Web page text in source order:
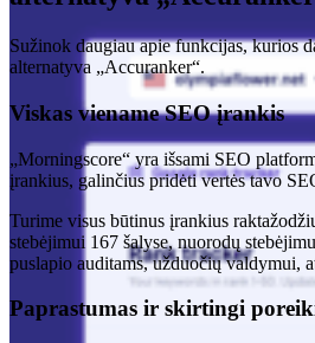
Sužinok daugiau apie funkcijas, kurios
alternatyva „Accuranker“.
Viskas viename SEO įrankis
„Morningscore“ yra išsami SEO
įrankius, galinčius pridėti vertės tavo
Turime visus būtinus įrankius
stebėjimui 167 šalyse, nuorodų
puslapio auditams, užduočių valdymui,
Paprastumas ir skirtingi